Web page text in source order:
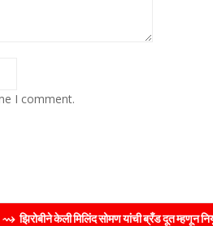
I comment.
केली मिलिंद सोमण यांची ब्रँड दूत म्हणून नियुक्ती शुद्ध